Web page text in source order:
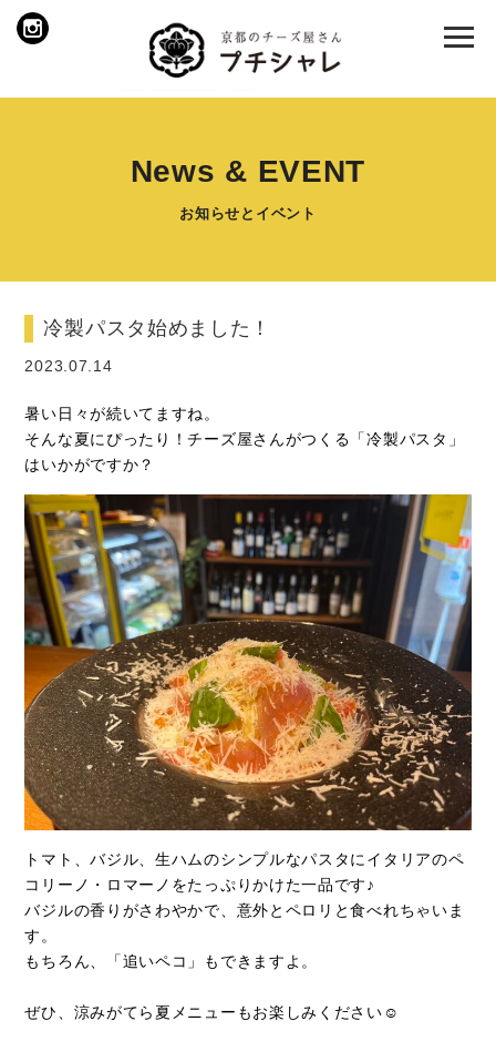
News & EVENT
お知らせとイベント
冷製パスタ始めました！
2023.07.14
暑い日々が続いてますね。
そんな夏にぴったり！チーズ屋さんがつくる「冷製パスタ」
はいかがですか？
トマト、バジル、生ハムのシンプルなパスタにイタリアのペ
コリーノ・ロマーノをたっぷりかけた一品です♪
バジルの香りがさわやかで、意外とペロリと食べれちゃいま
す。
もちろん、「追いペコ」もできますよ。
ぜひ、涼みがてら夏メニューもお楽しみください☺